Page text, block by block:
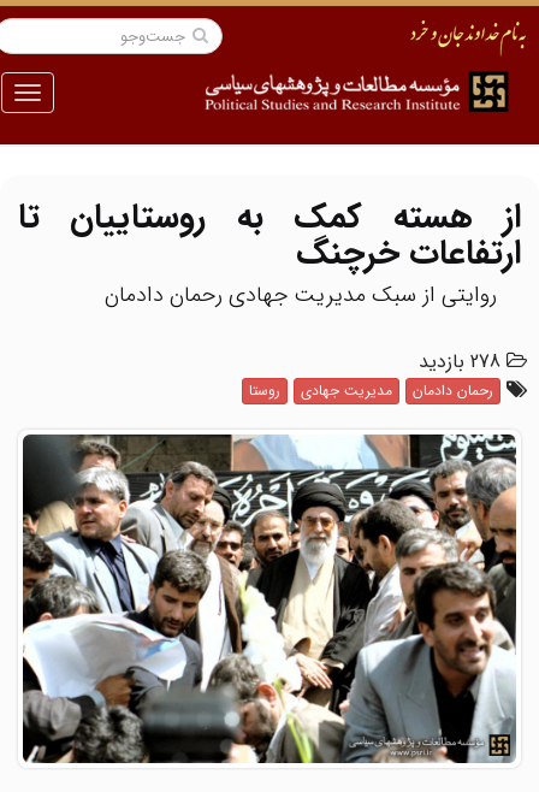
منو
از هسته کمک به روستاییان تا
ارتفاعات خرچنگ
روایتی از سبک مدیریت جهادی رحمان دادمان
278 بازدید
رحمان دادمان مدیریت جهادی روستا